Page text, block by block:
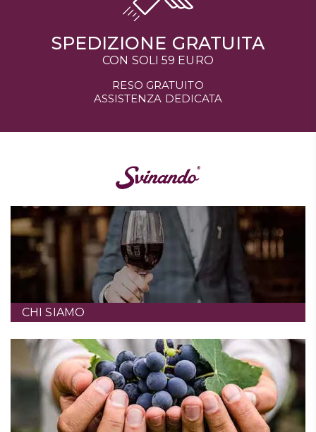
SPEDIZIONE GRATUITA
CON SOLI 59 EURO
RESO GRATUITO
ASSISTENZA DEDICATA
CHI SIAMO